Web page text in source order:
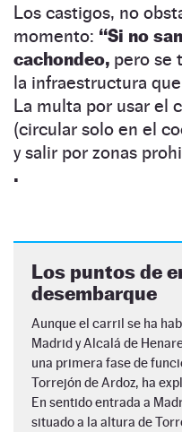
Los castigos, no
momento: “Si no
cachondeo, pero se
la infraestructura
La multa por usar el
(circular solo en el
y salir por zonas
.
Los puntos de
desembarque
Aunque el carril se ha
Madrid y Alcalá de
una primera fase de
Torrejón de Ardoz, ha
En sentido entrada a
situado a la altura de